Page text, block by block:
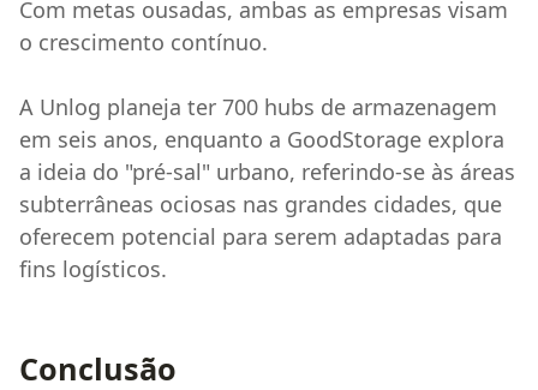
Com metas ousadas, ambas as empresas visam
o crescimento contínuo.
A Unlog planeja ter 700 hubs de armazenagem
em seis anos, enquanto a GoodStorage explora
a ideia do "pré-sal" urbano, referindo-se às áreas
subterrâneas ociosas nas grandes cidades, que
oferecem potencial para serem adaptadas para
fins logísticos.
Conclusão